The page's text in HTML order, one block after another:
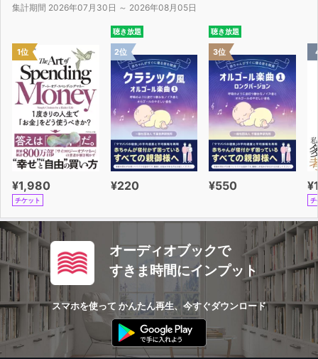
集計期間 2026年07月30日 ～ 2026年08月05日
1位
¥1,980
チケット
聴き放題
2位
¥220
聴き放題
3位
¥550
チ
オーディオブックで
すきま時間にインプット
スマホを使って かんたん再生、今すぐダウンロード